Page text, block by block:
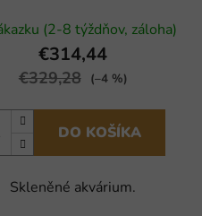
(2-8 týždňov, záloha)
€314,44
€329,28 (–4 %)
DO KOŠÍKA
Skleněné akvárium.